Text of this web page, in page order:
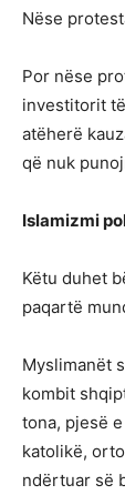
Nëse
Por nëse
investitorit
atëherë
që nuk
Islamizmi
Këtu duhet
paqartë
Myslimanët
kombit
tona, pjesë
katolikë,
ndërtuar së